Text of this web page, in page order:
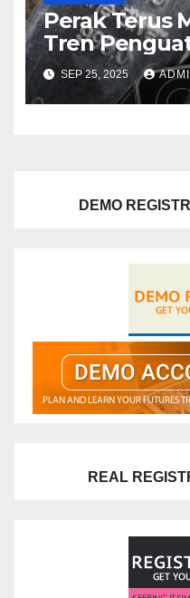
Perak Terus
Tren
SEP 25, 2025
DEMO
REAL